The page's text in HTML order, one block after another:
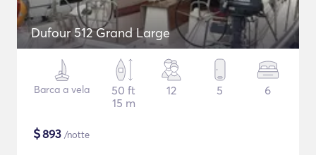
Dufour 512 Grand Large
Barca a vela
50 ft
15 m
12 5 6
$893 /notte